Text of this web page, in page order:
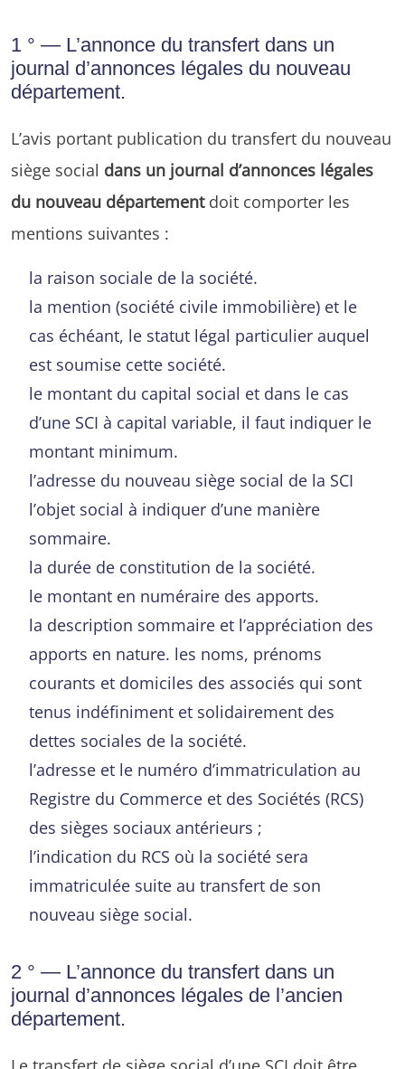
1 ° — L’annonce du transfert dans un
journal d’annonces légales du nouveau
département.
L’avis portant publication du transfert du nouveau
siège social dans un journal d’annonces légales
du nouveau départementdoit comporter les
mentions suivantes :
la raison sociale de la société.
la mention (société civile immobilière) et le
cas échéant, le statut légal particulier auquel
est soumise cette société.
le montant du capital social et dans le cas
d’une SCI à capital variable, il faut indiquer le
montant minimum.
l’adresse du nouveau siège social de la SCI
l’objet social à indiquer d’une manière
sommaire.
la durée de constitution de la société.
le montant en numéraire des apports.
la description sommaire et l’appréciation des
apports en nature. les noms, prénoms
courants et domiciles des associés qui sont
tenus indéfiniment et solidairement des
dettes sociales de la société.
l’adresse et le numéro d’immatriculation au
Registre du Commerce et des Sociétés (RCS)
des sièges sociaux antérieurs ;
l’indication du RCS où la société sera
immatriculée suite au transfert de son
nouveau siège social.
2 ° — L’annonce du transfert dans un
journal d’annonces légales de l’ancien
département.